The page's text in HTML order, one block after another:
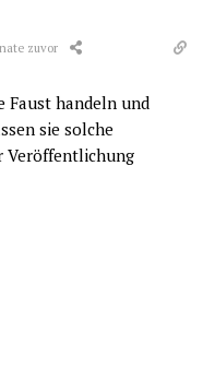
zuvor
Faust handeln und
sie solche
Veröffentlichung